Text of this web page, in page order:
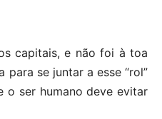
capitais, e não foi à toa
para se juntar a esse “rol”
o ser humano deve evitar